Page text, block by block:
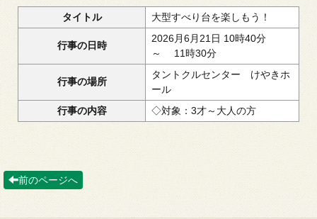
タイトル 大型すべり台を楽しもう！
行事の日時
2026月6月21日 10時40分
～ 11時30分
行事の場所
タントクルセンター けやきホ
ール
行事の内容
◇対象：3才～大人の方
前のページへ